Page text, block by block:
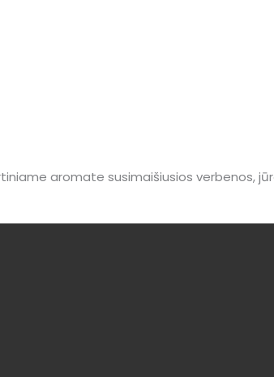
aromate susimaišiusios verbenos,